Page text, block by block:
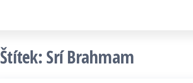
Štítek: Srí Brahmam